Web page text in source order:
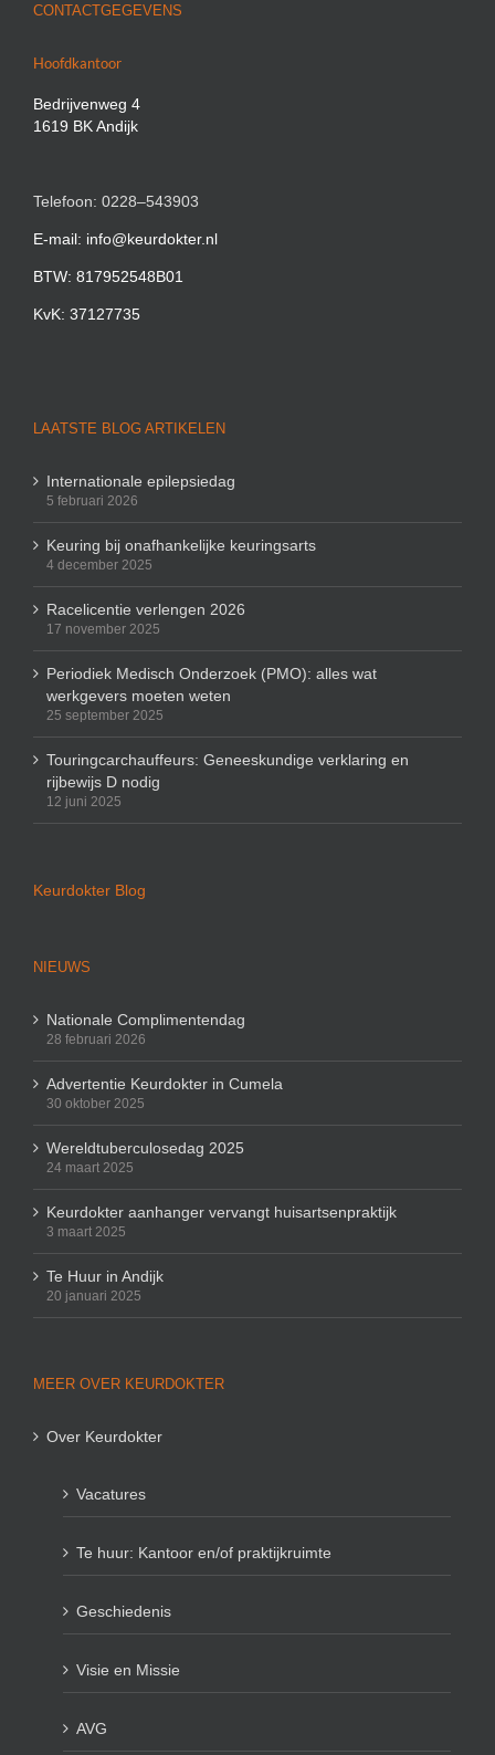
CONTACTGEGEVENS
Hoofdkantoor
Bedrijvenweg 4
1619 BK Andijk
Telefoon: 0228–543903
E-mail: info@keurdokter.nl
BTW: 817952548B01
KvK: 37127735
LAATSTE BLOG ARTIKELEN
Internationale epilepsiedag
5 februari 2026
Keuring bij onafhankelijke keuringsarts
4 december 2025
Racelicentie verlengen 2026
17 november 2025
Periodiek Medisch Onderzoek (PMO): alles wat
werkgevers moeten weten
25 september 2025
Touringcarchauffeurs: Geneeskundige verklaring en
rijbewijs D nodig
12 juni 2025
Keurdokter Blog
NIEUWS
Nationale Complimentendag
28 februari 2026
Advertentie Keurdokter in Cumela
30 oktober 2025
Wereldtuberculosedag 2025
24 maart 2025
Keurdokter aanhanger vervangt huisartsenpraktijk
3 maart 2025
Te Huur in Andijk
20 januari 2025
MEER OVER KEURDOKTER
Over Keurdokter
Vacatures
Te huur: Kantoor en/of praktijkruimte
Geschiedenis
Visie en Missie
AVG